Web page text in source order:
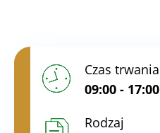
Czas trwania
09:00 - 17:00
Rodzaj